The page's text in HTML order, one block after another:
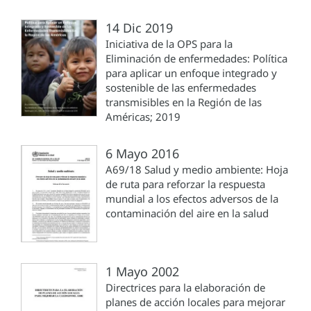
14 Dic 2019
Iniciativa de la OPS para la
Eliminación de enfermedades: Política
para aplicar un enfoque integrado y
sostenible de las enfermedades
transmisibles en la Región de las
Américas; 2019
6 Mayo 2016
A69/18 Salud y medio ambiente: Hoja
de ruta para reforzar la respuesta
mundial a los efectos adversos de la
contaminación del aire en la salud
1 Mayo 2002
Directrices para la elaboración de
planes de acción locales para mejorar